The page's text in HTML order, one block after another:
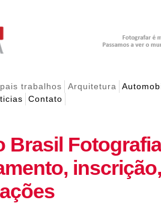
trabalhos Arquitetura
Contato
Brasil